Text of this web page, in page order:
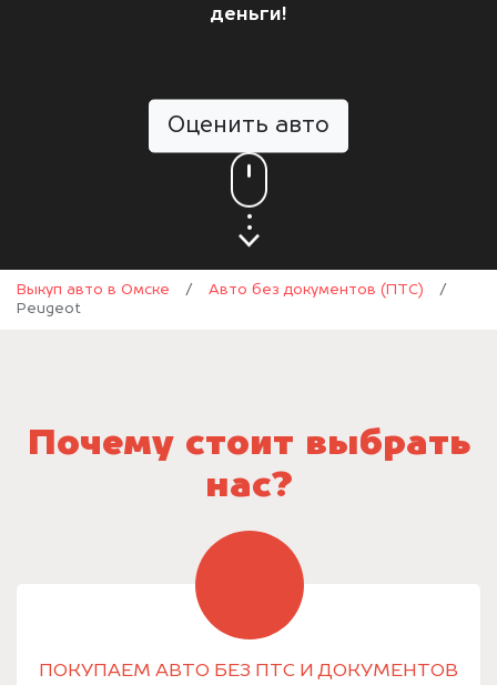
деньги!
Оценить авто
Выкуп авто в Омске / Авто без документов (ПТС)
/
Peugeot
Почему стоит выбрать
нас?
ПОКУПАЕМ АВТО БЕЗ ПТС И ДОКУМЕНТОВ